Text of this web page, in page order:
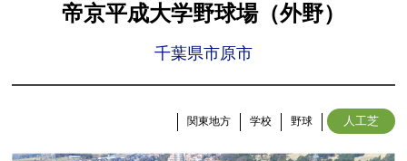
帝京平成大学野球場（外野）
千葉県市原市
関東地方 学校 野球 人工芝